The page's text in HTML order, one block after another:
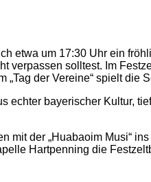
etwa um 17:30 Uhr ein
verpassen solltest. Im
der Vereine“ spielt die
echter bayerischer Kultur,
der „Huabaoim Musi“
Hartpenning die